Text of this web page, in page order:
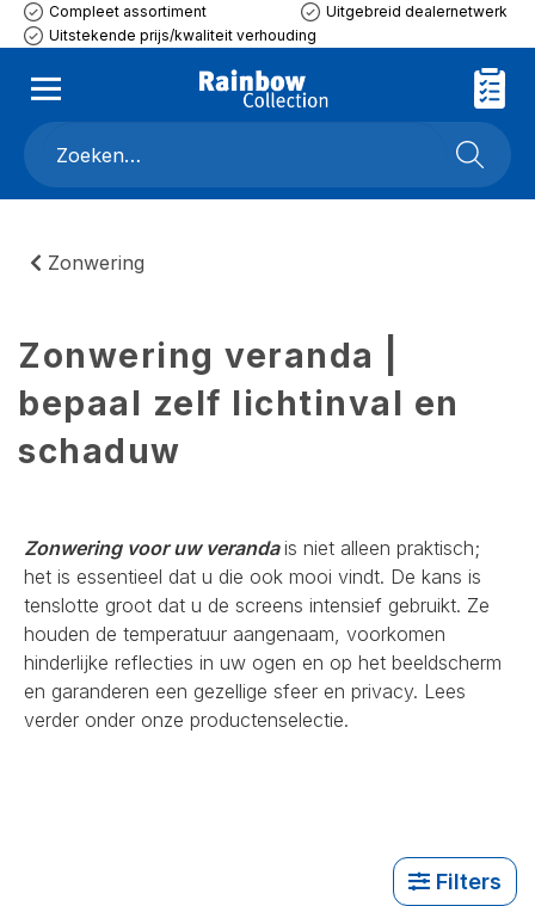
Compleet assortiment
Uitgebreid dealernetwerk
Uitstekende prijs/kwaliteit verhouding
Zonwering
Zonwering veranda |
bepaal zelf lichtinval en
schaduw
Zonwering voor uw verandais niet alleen praktisch;
het is essentieel dat u die ook mooi vindt. De kans is
tenslotte groot dat u de screens intensief gebruikt. Ze
houden de temperatuur aangenaam, voorkomen
hinderlijke reflecties in uw ogen en op het beeldscherm
en garanderen een gezellige sfeer en privacy. Lees
verder onder onze productenselectie.
Filters